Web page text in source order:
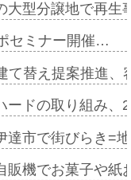
大型分譲地で再
セミナー開催…
て替え提案推進
ードの取り組み
達市で街びらき=
販機でお菓子や